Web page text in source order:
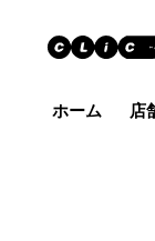
ホーム 店